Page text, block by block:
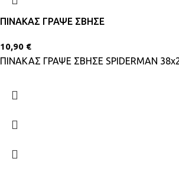
ΠΙΝΑΚΑΣ ΓΡΑΨΕ ΣΒΗΣΕ
10,90 €
ΠΙΝΑΚΑΣ ΓΡΑΨΕ ΣΒΗΣΕ SPIDERMAN